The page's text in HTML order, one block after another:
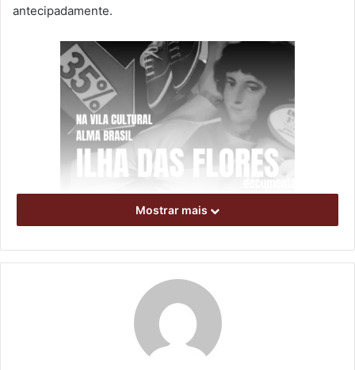
antecipadamente.
Foto: Divulgação/ Cine Cequinha
Mostrar mais